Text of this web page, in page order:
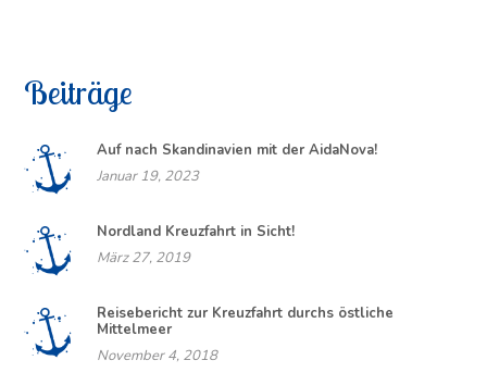
Beiträge
Auf nach Skandinavien mit der AidaNova!
Januar 19, 2023
Nordland Kreuzfahrt in Sicht!
März 27, 2019
Reisebericht zur Kreuzfahrt durchs östliche
Mittelmeer
November 4, 2018